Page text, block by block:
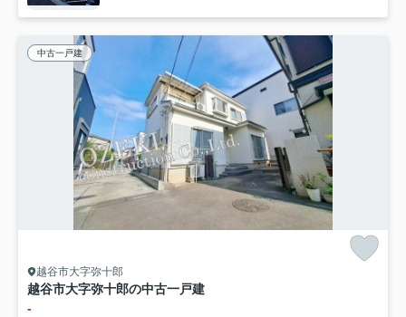
中古一戸建
越谷市大字弥十郎
越谷市大字弥十郎の中古一戸建
-